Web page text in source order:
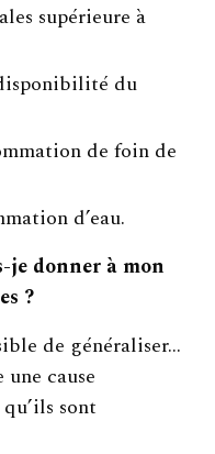
supérieure à
du
de foin de
d’eau.
je donner à mon
?
de généraliser…
cause
sont